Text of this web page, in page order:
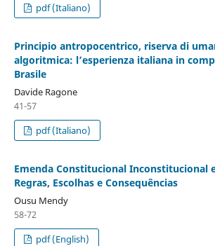
pdf (Italiano)
Principio antropocentrico, riserva di
algoritmica: l’esperienza italiana in
Brasile
Davide Ragone
41-57
pdf (Italiano)
Emenda Constitucional Inconstitucional
Regras, Escolhas e Consequências
Ousu Mendy
58-72
pdf (English)